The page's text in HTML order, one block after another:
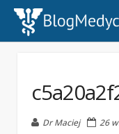
Dr Maciej 26